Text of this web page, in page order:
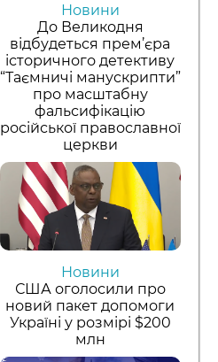
Новини
До Великодня
відбудеться прем’єра
історичного детективу
“Таємничі манускрипти”
про масштабну
фальсифікацію
російської православної
церкви
Новини
США оголосили про
новий пакет допомоги
Україні у розмірі $200
млн